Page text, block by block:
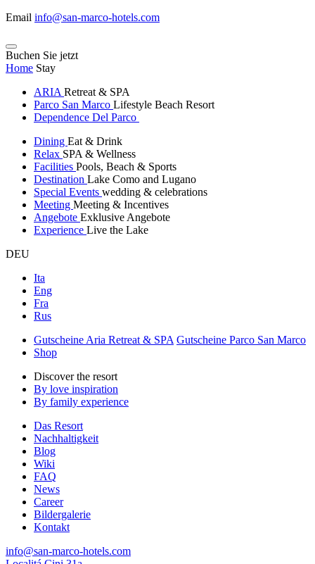
Email info@san-marco-hotels.com
Buchen Sie jetzt
Home Stay
ARIA Retreat & SPA
Parco San Marco Lifestyle Beach Resort
Dependence Del Parco
Dining Eat & Drink
Relax SPA & Wellness
Facilities Pools, Beach & Sports
Destination Lake Como and Lugano
Special Events wedding & celebrations
Meeting Meeting & Incentives
Angebote Exklusive Angebote
Experience Live the Lake
DEU
Ita
Eng
Fra
Rus
Gutscheine Aria Retreat & SPA Gutscheine Parco San Marco
Shop
Discover the resort
By love inspiration
By family experience
Das Resort
Nachhaltigkeit
Blog
Wiki
FAQ
News
Career
Bildergalerie
Kontakt
info@san-marco-hotels.com